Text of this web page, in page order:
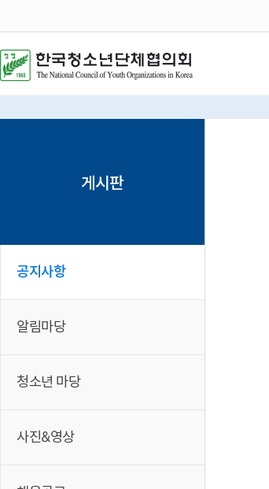
게시판
공지사항
알림마당
청소년 마당
사진&영상